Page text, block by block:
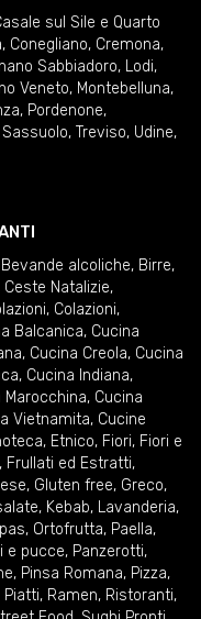
sul Sile e Quarto
, Conegliano, Cremona,
Sabbiadoro, Lodi,
Veneto, Montebelluna,
, Pordenone,
Sassuolo, Treviso, Udine,
Bevande alcoliche, Birre,
Ceste Natalizie,
, Colazioni,
Balcanica, Cucina
, Cucina Creola, Cucina
, Cucina Indiana,
Marocchina, Cucina
Vietnamita, Cucine
, Etnico, Fiori, Fiori e
, Frullati ed Estratti,
, Gluten free, Greco,
, Kebab, Lavanderia,
, Ortofrutta, Paella,
e pucce, Panzerotti,
, Pinsa Romana, Pizza,
Piatti, Ramen, Ristoranti,